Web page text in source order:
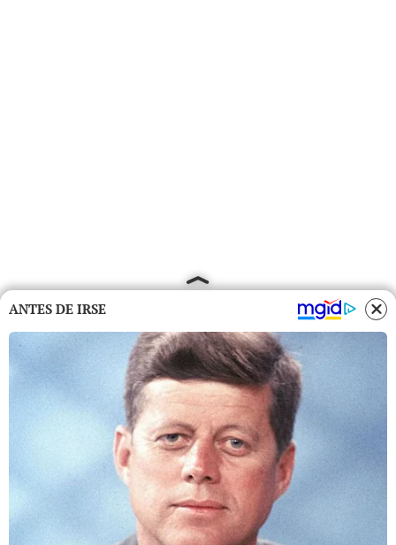
ANTES DE IRSE